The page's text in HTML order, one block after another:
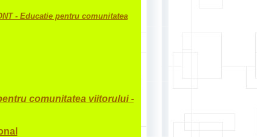
- Educatie pentru comunitatea
comunitatea viitorului -